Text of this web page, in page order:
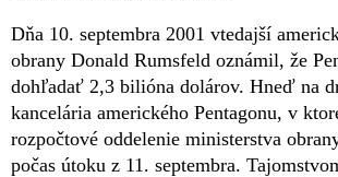
Dňa 10. septembra 2001 vtedajší
obrany Donald Rumsfeld oznámil, že
dohľadať 2,3 bilióna dolárov. Hneď na
kancelária amerického Pentagonu, v
rozpočtové oddelenie ministerstva
počas útoku z 11. septembra.